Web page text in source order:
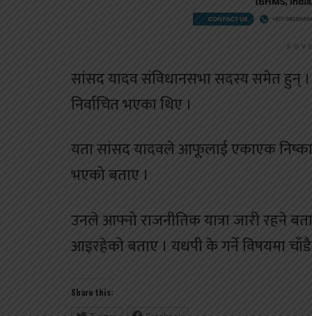
सांसद यादव संविधानसभा सदस्य समेत हुन् ।
निर्वाचित भएका थिए ।
यता सांसद यादवले आफूलाई एकाएक
भएको बताए ।
उनले आफ्नो राजनीतिक यात्रा जारी रहने
आइरहेको बताए । यधपी के गर्ने विषयमा
Share this: